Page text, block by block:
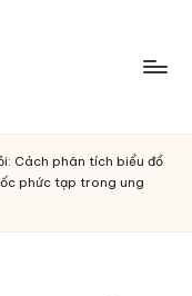
Cách phân tích biểu đồ
phức tạp trong ung